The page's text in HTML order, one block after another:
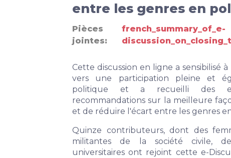
entre les genres en
Cette discussion en ligne a sensibilisé
vers une participation pleine et
politique et a recueilli des
recommandations sur la meilleure
et de réduire l'écart entre les genres
Quinze contributeurs, dont des
militantes de la société civile,
universitaires ont rejoint cette e-
Pièces
jointes
french_summary_of_e-